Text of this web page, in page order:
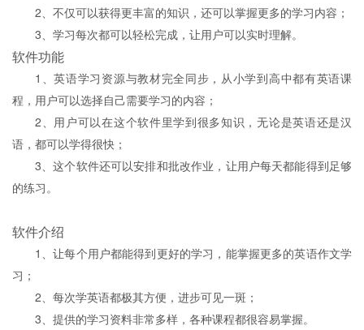
2、不仅可以获得更丰富的知识，还可以掌握更多的学习内容；
3、学习每次都可以轻松完成，让用户可以实时理解。
软件功能
1、英语学习资源与教材完全同步，从小学到高中都有英语课
程，用户可以选择自己需要学习的内容；
2、用户可以在这个软件里学到很多知识，无论是英语还是汉
语，都可以学得很快；
3、这个软件还可以安排和批改作业，让用户每天都能得到足够
的练习。
软件介绍
1、让每个用户都能得到更好的学习，能掌握更多的英语作文学
习；
2、每次学英语都极其方便，进步可见一斑；
3、提供的学习资料非常多样，各种课程都很容易掌握。